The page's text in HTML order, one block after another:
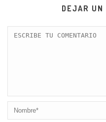
DEJAR UN